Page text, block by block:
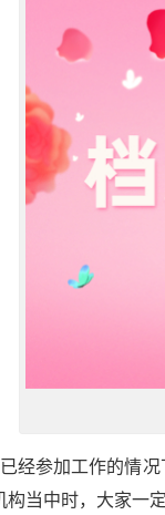
经参加工作的情
当中时，大家一